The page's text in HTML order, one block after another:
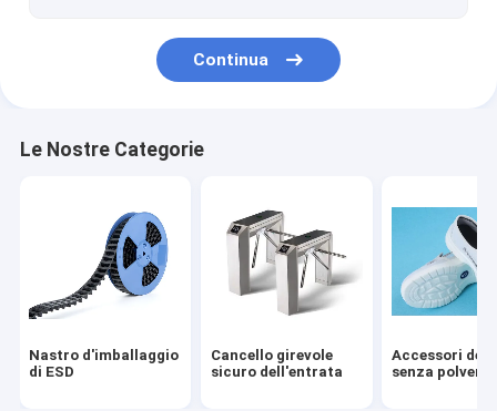
Contenitore d'imballaggio di bolla
smt
tessuto di ESD
Continua
Le Nostre Categorie
Nastro d'imballaggio
di ESD
Cancello girevole
sicuro dell'entrata
Accessori del
senza polvere